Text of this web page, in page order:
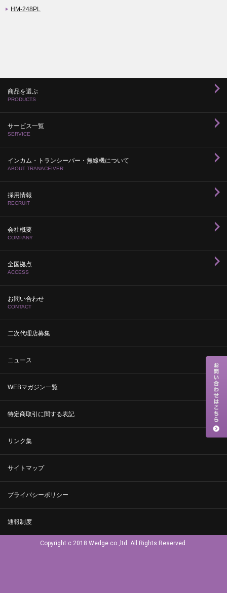
HM-248PL
商品を選ぶ
PRODUCTS
サービス一覧
SERVICE
インカム・トランシーバー・無線機について
ABOUT TRANACEIVER
採用情報
RECRUIT
会社概要
COMPANY
全国拠点
ACCESS
お問い合わせ
CONTACT
二次代理店募集
ニュース
WEBマガジン一覧
特定商取引に関する表記
リンク集
サイトマップ
プライバシーポリシー
通報制度
Copyright c 2018 Wedge co.,ltd. All Rights Reserved.